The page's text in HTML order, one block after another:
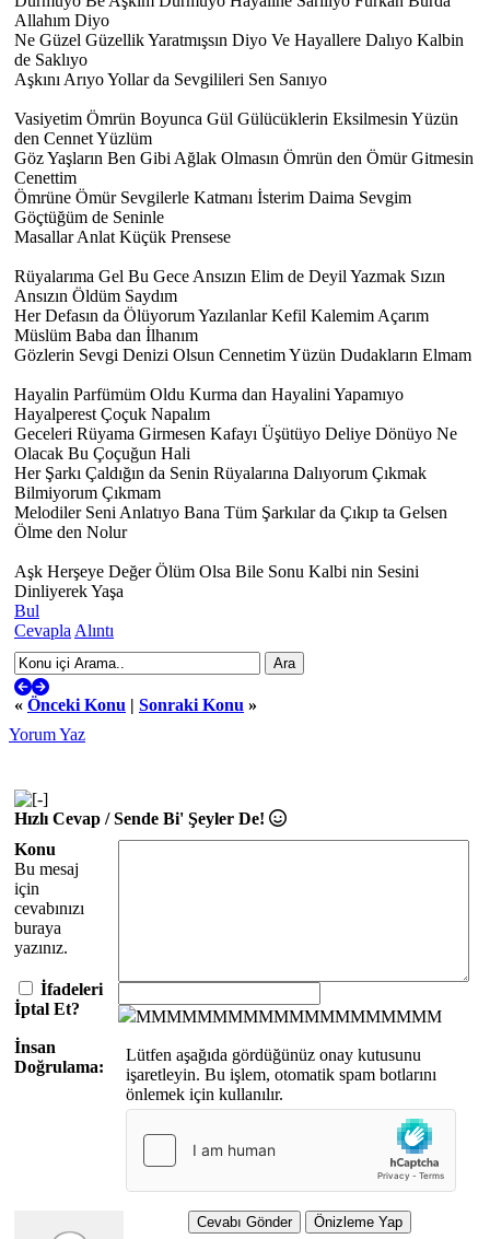
Allahım Diyo
Ne Güzel Güzellik Yaratmışsın Diyo Ve Hayallere Dalıyo Kalbin
de Saklıyo
Aşkını Arıyo Yollar da Sevgilileri Sen Sanıyo
Vasiyetim Ömrün Boyunca Gül Gülücüklerin Eksilmesin Yüzün
den Cennet Yüzlüm
Göz Yaşların Ben Gibi Ağlak Olmasın Ömrün den Ömür Gitmesin
Cenettim
Ömrüne Ömür Sevgilerle Katmanı İsterim Daima Sevgim
Göçtüğüm de Seninle
Masallar Anlat Küçük Prensese
Rüyalarıma Gel Bu Gece Ansızın Elim de Deyil Yazmak Sızın
Ansızın Öldüm Saydım
Her Defasın da Ölüyorum Yazılanlar Kefil Kalemim Açarım
Müslüm Baba dan İlhanım
Gözlerin Sevgi Denizi Olsun Cennetim Yüzün Dudakların Elmam
Hayalin Parfümüm Oldu Kurma dan Hayalini Yapamıyo
Hayalperest Çoçuk Napalım
Geceleri Rüyama Girmesen Kafayı Üşütüyo Deliye Dönüyo Ne
Olacak Bu Çoçuğun Hali
Her Şarkı Çaldığın da Senin Rüyalarına Dalıyorum Çıkmak
Bilmiyorum Çıkmam
Melodiler Seni Anlatıyo Bana Tüm Şarkılar da Çıkıp ta Gelsen
Ölme den Nolur
Aşk Herşeye Değer Ölüm Olsa Bile Sonu Kalbi nin Sesini
Dinliyerek Yaşa
Bul
Cevapla Alıntı
« Önceki Konu | Sonraki Konu »
Yorum Yaz
Hızlı Cevap / Sende Bi' Şeyler De!
Konu
Bu mesaj
için
cevabınızı
buraya
yazınız.
İfadeleri
İptal Et?
MMMMMMMMMMMMMMMMMMMM
İnsan
Doğrulama:
Lütfen aşağıda gördüğünüz onay kutusunu
işaretleyin. Bu işlem, otomatik spam botlarını
önlemek için kullanılır.